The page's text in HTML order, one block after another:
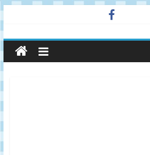
Skip
to
content
廣
告